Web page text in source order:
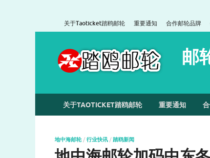
关于Taoticket踏鸥邮轮 重要通知 合作邮轮品牌
邮
关于TAOTICKET踏鸥邮轮 重要通知
地中海邮轮 / 行业快讯 / 踏鸥新闻